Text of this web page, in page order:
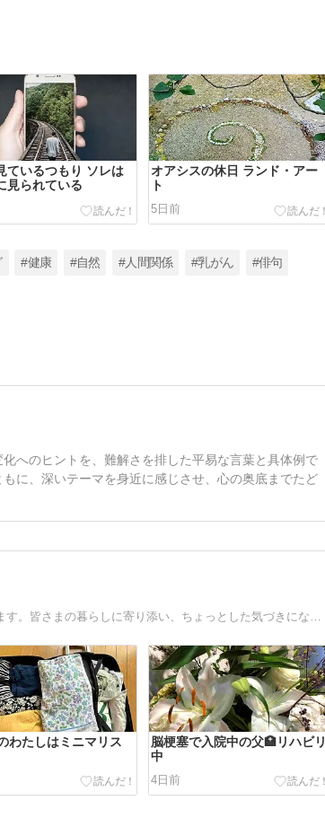
ているつもり ソレは
見られている
オアシスの休日 ランド・アー
ト
5日前
#健康 #自然 #人間関係 #乳がん #俳句
へのヒントを、難解さを排した平易な言葉と具体例で
に、深いテーマを身近に感じさせ、心の奥底までたど
60代主婦の貯め代はシンプルライフを実践して、豊かな老後をめざしています。皆さまの暮らしに寄り添い、ちょっとした気づきになる記事やヒントをご活用ください。
わたしはミニマリス
脳梗塞で入院中の父🏥リハビリ
中
4日前